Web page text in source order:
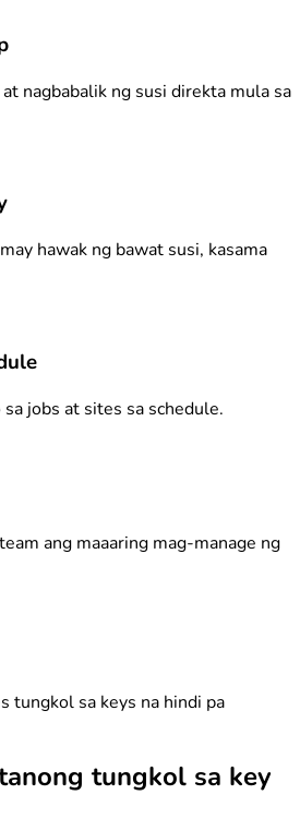
nagbabalik ng susi direkta mula sa
hawak ng bawat susi, kasama
jobs at sites sa schedule.
ang maaaring mag-manage ng
tungkol sa keys na hindi pa
tungkol sa key